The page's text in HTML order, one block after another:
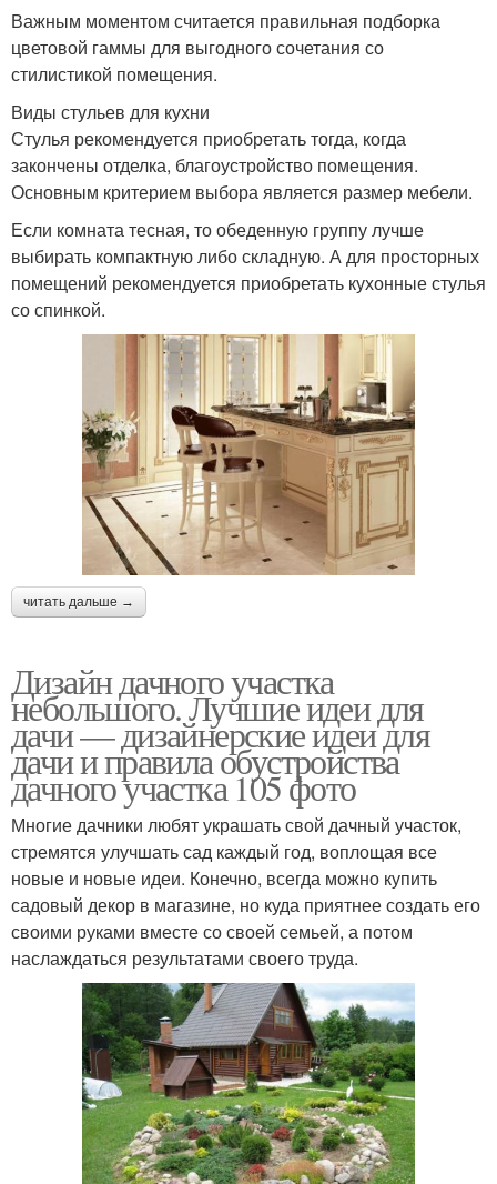
Важным моментом считается правильная подборка
цветовой гаммы для выгодного сочетания со
стилистикой помещения.
Виды стульев для кухни
Стулья рекомендуется приобретать тогда, когда
закончены отделка, благоустройство помещения.
Основным критерием выбора является размер мебели.
Если комната тесная, то обеденную группу лучше
выбирать компактную либо складную. А для просторных
помещений рекомендуется приобретать кухонные стулья
со спинкой.
читать дальше →
Дизайн дачного участка
небольшого. Лучшие идеи для
дачи — дизайнерские идеи для
дачи и правила обустройства
дачного участка 105 фото
Многие дачники любят украшать свой дачный участок,
стремятся улучшать сад каждый год, воплощая все
новые и новые идеи. Конечно, всегда можно купить
садовый декор в магазине, но куда приятнее создать его
своими руками вместе со своей семьей, а потом
наслаждаться результатами своего труда.